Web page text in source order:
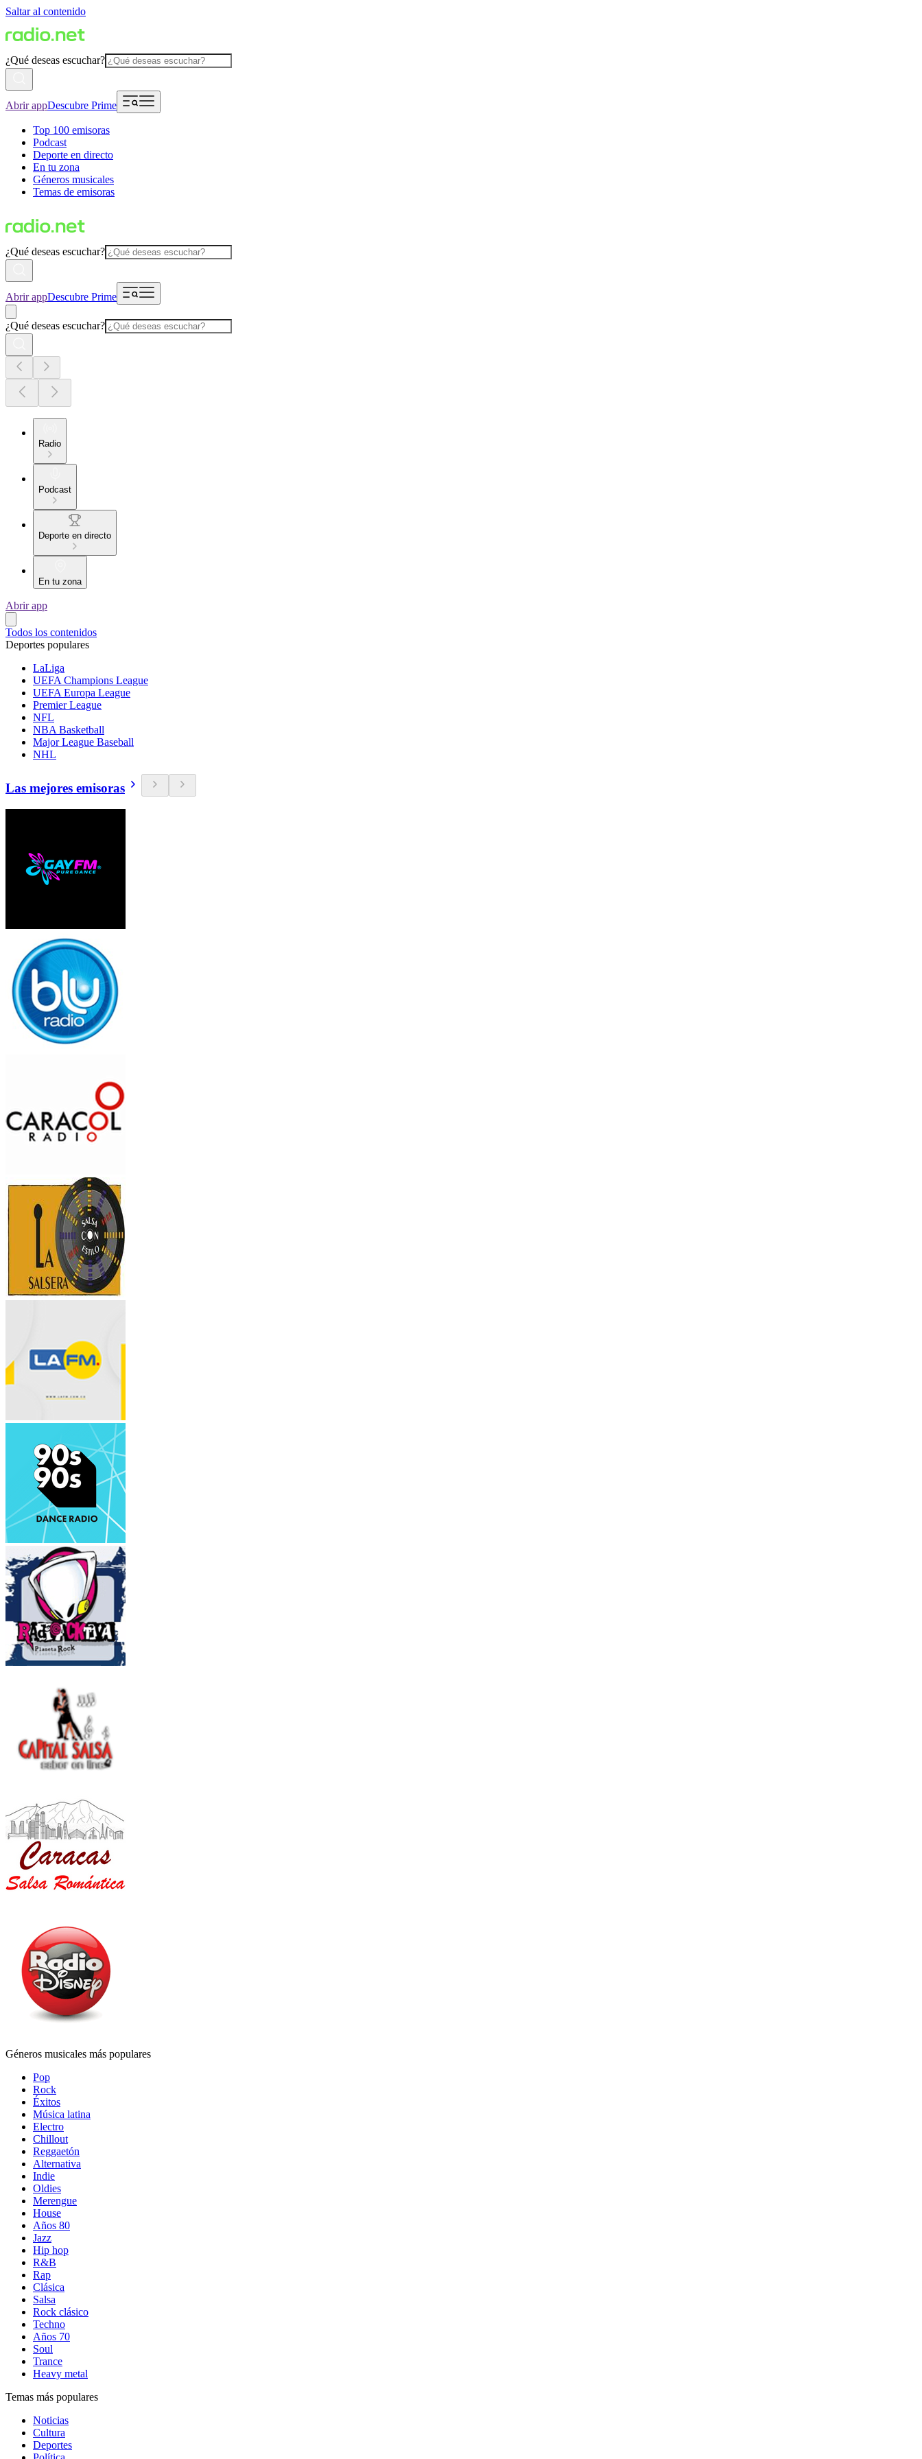
Saltar al contenido
¿Qué deseas escuchar?
Abrir appDescubre Prime
Top 100 emisoras
Podcast
Deporte en directo
En tu zona
Géneros musicales
Temas de emisoras
¿Qué deseas escuchar?
Abrir appDescubre Prime
¿Qué deseas escuchar?
Radio
Podcast
Deporte en directo
En tu zona
Abrir app
Todos los contenidos
Deportes populares
LaLiga
UEFA Champions League
UEFA Europa League
Premier League
NFL
NBA Basketball
Major League Baseball
NHL
Las mejores emisoras
Géneros musicales más populares
Pop
Rock
Éxitos
Música latina
Electro
Chillout
Reggaetón
Alternativa
Indie
Oldies
Merengue
House
Años 80
Jazz
Hip hop
R&B
Rap
Clásica
Salsa
Rock clásico
Techno
Años 70
Soul
Trance
Heavy metal
Temas más populares
Noticias
Cultura
Deportes